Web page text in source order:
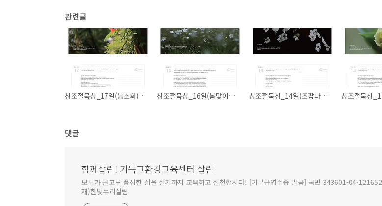
관련글
창조절묵상_17일(능소화)_ #살림 창조절묵상_16일(봄맞이꽃)_ #살림 창조절묵상_14일(조팝나무)_ #살림
댓글
함께살림! 기독교환경교육센터 살림
모두가 골고루 풍성한 삶을 살기까지 교육하고 실천합시다! [기부금영수증 발급] 국민 343601-04-121652
재)한빛누리살림